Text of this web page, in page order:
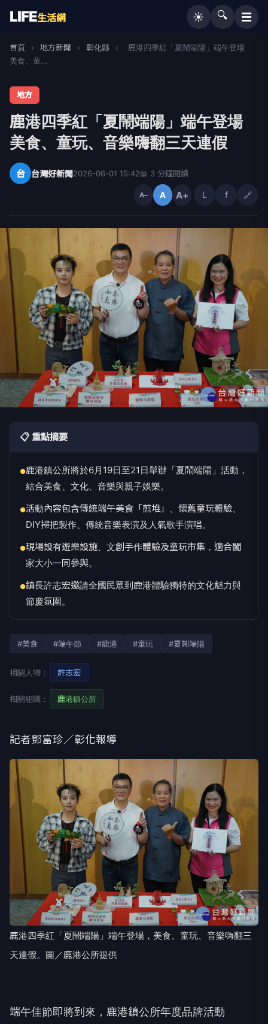
LIFE生活網 ☀️ 🔍 ☰
首頁 › 地方新聞 › 彰化縣 ›
鹿港四季紅「夏鬧端陽」端午登場
美食、童...
地方
鹿港四季紅「夏鬧端陽」端午登場
美食、童玩、音樂嗨翻三天連假
台 台灣好新聞2026-06-01 15:42📖 3 分鐘閱讀
A− A A+ L f 🔗
📋 重點摘要
●鹿港鎮公所將於6月19日至21日舉辦「夏鬧端陽」活動，
結合美食、文化、音樂與親子娛樂。
●活動內容包含傳統端午美食「煎堆」、懷舊童玩體驗、
DIY掃把製作、傳統音樂表演及人氣歌手演唱。
●現場設有遊樂設施、文創手作體驗及童玩市集，適合闔
家大小一同參與。
●鎮長許志宏邀請全國民眾到鹿港體驗獨特的文化魅力與
節慶氛圍。
#美食 #端午節 #鹿港 #童玩 #夏鬧端陽
相關人物： 許志宏
相關組織： 鹿港鎮公所
記者鄧富珍／彰化報導
鹿港四季紅「夏鬧端陽」端午登場，美食、童玩、音樂嗨翻三
天連假。圖／鹿港公所提供
端午佳節即將到來，鹿港鎮公所年度品牌活動